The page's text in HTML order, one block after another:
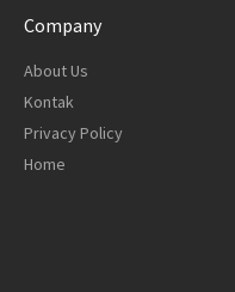
Company
About Us
Kontak
Privacy Policy
Home